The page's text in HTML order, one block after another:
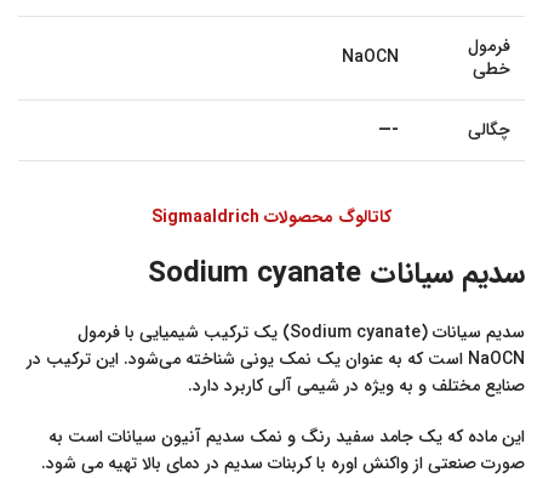
فرمول
خطی
NaOCN
چگالی —-
کاتالوگ محصولات Sigmaaldrich
سدیم سیانات Sodium cyanate
سدیم سیانات (Sodium cyanate) یک ترکیب شیمیایی با فرمول
NaOCN است که به عنوان یک نمک یونی شناخته می‌شود. این ترکیب در
صنایع مختلف و به ویژه در شیمی آلی کاربرد دارد.
این ماده که یک جامد سفید رنگ و نمک سدیم آنیون سیانات است به
صورت صنعتی از واکنش اوره با کربنات سدیم در دمای بالا تهیه می شود.